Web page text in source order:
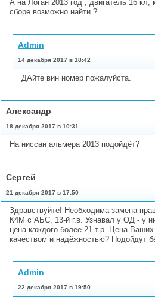
А на Логан 2013 год , двигатель 16 кл,
сборе возможно найти ?
Admin
14 декабря 2017 в 18:42
ДАйте вин номер пожалуйста.
Александр
18 декабря 2017 в 10:31
На ниссан альмера 2013 подойдёт?
Сергей
21 декабря 2017 в 17:50
Здравствуйте! Необходима замена
К4М с АБС, 13-й г.в. Узнавал у ОД - у
цена каждого более 21 т.р. Цена
качеством и надёжностью? Подойдут
Admin
22 декабря 2017 в 19:50